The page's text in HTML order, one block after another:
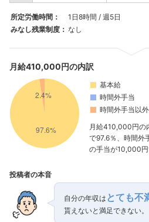
所定労働時間：
1日8時間 / 週5日
みなし残業制度： なし
月給410,000円の内訳
基本給
時間外手当
時間外手当以
月給410,000円の
で97.6％、時間外
の手当が10,000円
投稿者の本音
自分の年収は とても不
貰えないと満足できない。